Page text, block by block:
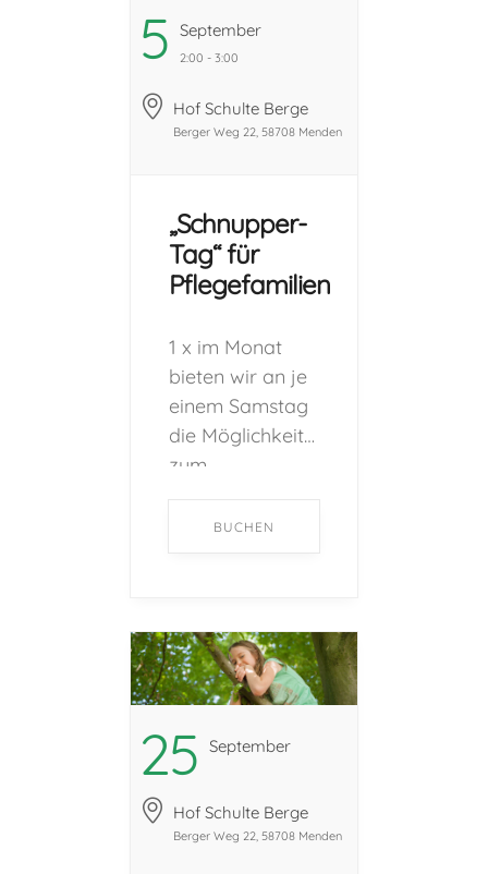
5 September
2:00 - 3:00
Hof Schulte Berge
Berger Weg 22, 58708 Menden
„Schnupper-
Tag“ für
Pflegefamilien
1 x im Monat
bieten wir an je
einem Samstag
die Möglichkeit
zum
Kennenlernen
die ganze
Familie
besuchen
kommen!!! Der
Rundgang über
45 bis 60
Minuten. In
BUCHEN
25 September
Hof Schulte Berge
Berger Weg 22, 58708 Menden